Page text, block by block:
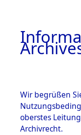
Wir begrüßen
oberstes
Archivrecht.